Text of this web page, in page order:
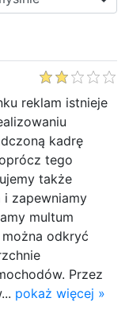
reklam istnieje
kadrę
tego
także
zapewniamy
multum
odkryć
Przez
pokaż więcej »